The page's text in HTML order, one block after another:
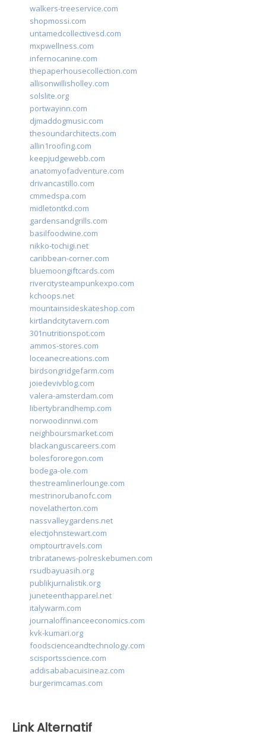
walkers-treeservice.com
shopmossi.com
untamedcollectivesd.com
mxpwellness.com
infernocanine.com
thepaperhousecollection.com
allisonwillisholley.com
solslite.org
portwayinn.com
djmaddogmusic.com
thesoundarchitects.com
allin1roofing.com
keepjudgewebb.com
anatomyofadventure.com
drivancastillo.com
cmmedspa.com
midletontkd.com
gardensandgrills.com
basilfoodwine.com
nikko-tochigi.net
caribbean-corner.com
bluemoongiftcards.com
rivercitysteampunkexpo.com
kchoops.net
mountainsideskateshop.com
kirtlandcitytavern.com
301nutritionspot.com
ammos-stores.com
loceanecreations.com
birdsongridgefarm.com
joiedevivblog.com
valera-amsterdam.com
libertybrandhemp.com
norwoodinnwi.com
neighboursmarket.com
blackanguscareers.com
bolesfororegon.com
bodega-ole.com
thestreamlinerlounge.com
mestrinorubanofc.com
novelatherton.com
nassvalleygardens.net
electjohnstewart.com
omptourtravels.com
tribratanews-polreskebumen.com
rsudbayuasih.org
publikjurnalistik.org
juneteenthapparel.net
italywarm.com
journaloffinanceeconomics.com
kvk-kumari.org
foodscienceandtechnology.com
scisportsscience.com
addisababacuisineaz.com
burgerimcamas.com
Link Alternatif